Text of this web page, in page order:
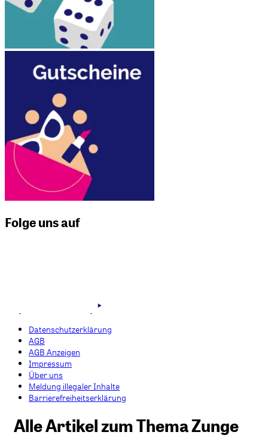
Folge uns auf
Datenschutzerklärung
AGB
AGB Anzeigen
Impressum
Über uns
Meldung illegaler Inhalte
Barrierefreiheitserklärung
Alle Artikel zum Thema Zunge